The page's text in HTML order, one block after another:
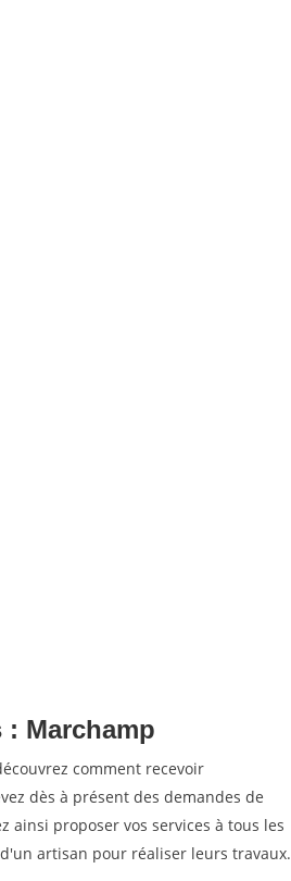
Marchamp
comment recevoir
dès à présent des demandes de
ainsi proposer vos services à tous les
artisan pour réaliser leurs travaux.